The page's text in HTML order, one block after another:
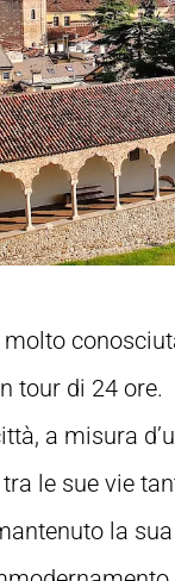
tour di 24 ore.
a misura
le sue vie
la